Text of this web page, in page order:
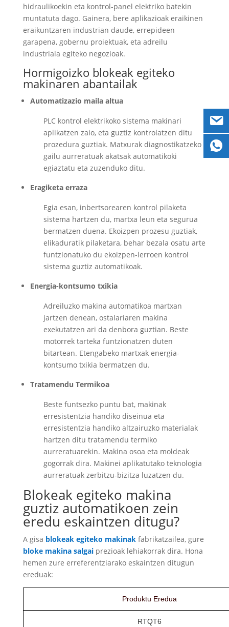
hidraulikoekin eta kontrol-panel elektriko batekin
muntatuta dago. Gainera, bere aplikazioak eraikinen
eraikuntzaren industrian daude, errepideen
garapena, gobernu proiektuak, eta adreilu
industriala egiteko negozioak.
Hormigoizko blokeak egiteko
makinaren abantailak
Automatizazio maila altua
PLC kontrol elektrikoko sistema makinari
aplikatzen zaio, eta guztiz kontrolatzen ditu
prozedura guztiak. Matxurak diagnostikatzeko
gailu aurreratuak akatsak automatikoki
egiaztatu eta zuzenduko ditu.
Eragiketa erraza
Egia esan, inbertsorearen kontrol pilaketa
sistema hartzen du, martxa leun eta segurua
bermatzen duena. Ekoizpen prozesu guztiak,
elikaduratik pilaketara, behar bezala osatu arte
funtzionatuko du ekoizpen-lerroen kontrol
sistema guztiz automatikoak.
Energia-kontsumo txikia
Adreiluzko makina automatikoa martxan
jartzen denean, ostalariaren makina
exekutatzen ari da denbora guztian. Beste
motorrek tarteka funtzionatzen duten
bitartean. Etengabeko martxak energia-
kontsumo txikia bermatzen du.
Tratamendu Termikoa
Beste funtsezko puntu bat, makinak
erresistentzia handiko diseinua eta
erresistentzia handiko altzairuzko materialak
hartzen ditu tratamendu termiko
aurreratuarekin. Makina osoa eta moldeak
gogorrak dira. Makinei aplikatutako teknologia
aurreratuak zerbitzu-bizitza luzatzen du.
Blokeak egiteko makina
guztiz automatikoen zein
eredu eskaintzen ditugu?
A gisa blokeak egiteko makinakfabrikatzailea, gure
bloke makina salgaiprezioak lehiakorrak dira. Hona
hemen zure erreferentziarako eskaintzen ditugun
ereduak:
Produktu Eredua
RTQT6